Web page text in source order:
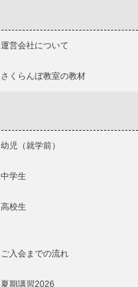
運営会社について
さくらんぼ教室の教材
幼児（就学前）
中学生
高校生
ご入会までの流れ
夏期講習2026